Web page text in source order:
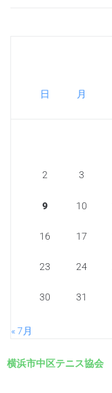
日 月
2 3
9 10
16 17
23 24
30 31
« 7月
横浜市中区テニス協会